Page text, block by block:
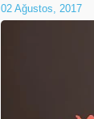
02 Ağustos, 2017